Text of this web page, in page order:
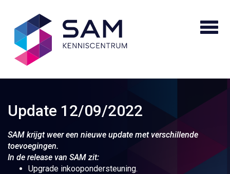
Update 12/09/2022
SAM krijgt weer een nieuwe update met verschillende
toevoegingen.
In de release van SAM zit:
Upgrade inkoopondersteuning.